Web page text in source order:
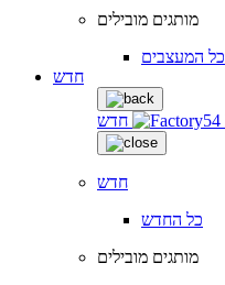
מותגים מובילים
כל המעצבים
חדש
חדש
חדש
כל החדש
מותגים מובילים